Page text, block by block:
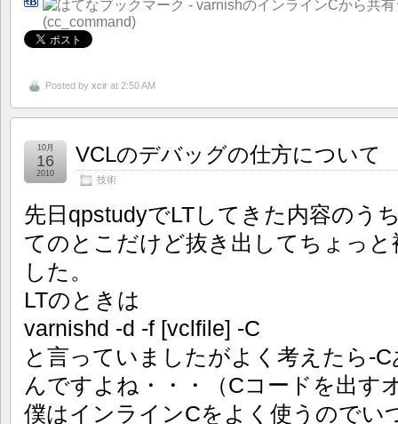
Posted by xcir at 2:50 AM
VCLのデバッグの仕方について
技術
10月
16
2010
先日qpstudyでLTしてきた内容のう
てのとこだけど抜き出してちょっ
した。
LTのときは
varnishd -d -f [vclfile] -C
と言っていましたがよく考えたら-
んですよね・・・（Cコードを出す
僕はインラインCをよく使うのでい